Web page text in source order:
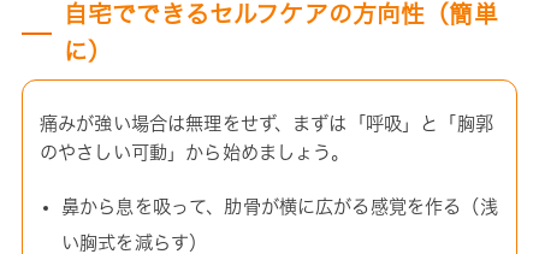
自宅でできるセルフケアの方向性（簡単
に）
痛みが強い場合は無理をせず、まずは「呼吸」と「胸郭
のやさしい可動」から始めましょう。
鼻から息を吸って、肋骨が横に広がる感覚を作る（浅
い胸式を減らす）